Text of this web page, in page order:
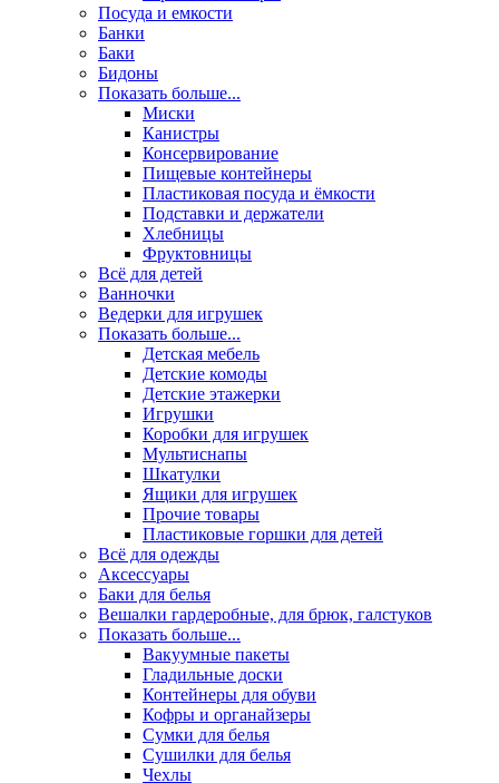
Посуда и емкости
Банки
Баки
Бидоны
Показать больше...
Миски
Канистры
Консервирование
Пищевые контейнеры
Пластиковая посуда и ёмкости
Подставки и держатели
Хлебницы
Фруктовницы
Всё для детей
Ванночки
Ведерки для игрушек
Показать больше...
Детская мебель
Детские комоды
Детские этажерки
Игрушки
Коробки для игрушек
Мультиснапы
Шкатулки
Ящики для игрушек
Прочие товары
Пластиковые горшки для детей
Всё для одежды
Аксессуары
Баки для белья
Вешалки гардеробные, для брюк, галстуков
Показать больше...
Вакуумные пакеты
Гладильные доски
Контейнеры для обуви
Кофры и органайзеры
Сумки для белья
Сушилки для белья
Чехлы